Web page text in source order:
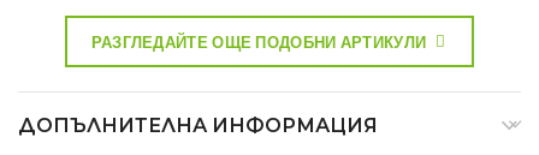
РАЗГЛЕДАЙТЕ ОЩЕ ПОДОБНИ АРТИКУЛИ
ДОПЪЛНИТЕЛНА ИНФОРМАЦИЯ